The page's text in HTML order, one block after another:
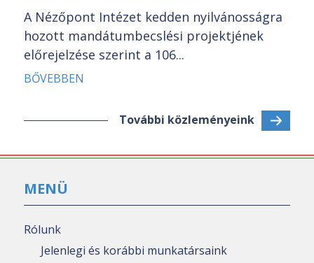
A Nézőpont Intézet kedden nyilvánosságra
hozott mandátumbecslési projektjének
előrejelzése szerint a 106...
BŐVEBBEN
További közleményeink
MENÜ
Rólunk
Jelenlegi és korábbi munkatársaink